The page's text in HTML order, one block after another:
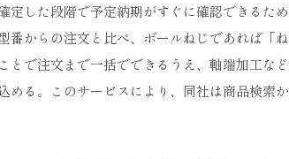
定した段階で予定納期がすぐに確認できるた
番からの注文と比べ、ボールねじであれば「
とで注文まで一括でできるうえ、軸端加工な
める。このサービスにより、同社は商品検索